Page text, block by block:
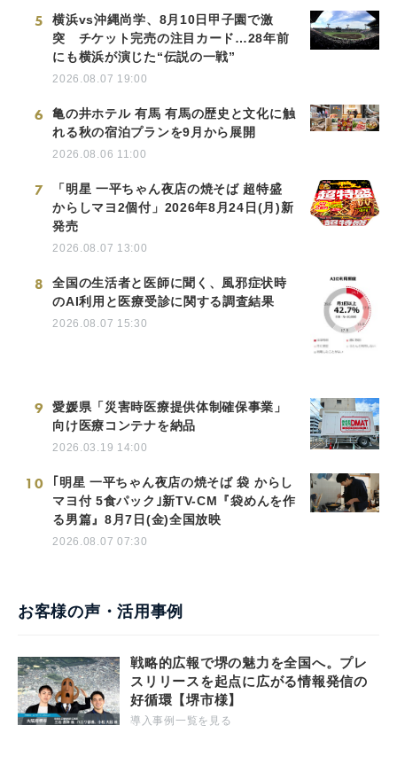
5
横浜vs沖縄尚学、8月10日甲子園で激
突 チケット完売の注目カード…28年前
にも横浜が演じた“伝説の一戦”
2026.08.07 19:00
6
亀の井ホテル 有馬 有馬の歴史と文化に触
れる秋の宿泊プランを9月から展開
2026.08.06 11:00
7
「明星 一平ちゃん夜店の焼そば 超特盛
からしマヨ2個付」2026年8月24日(月)新
発売
2026.08.07 13:00
8
全国の生活者と医師に聞く、風邪症状時
のAI利用と医療受診に関する調査結果
2026.08.07 15:30
9
愛媛県「災害時医療提供体制確保事業」
向け医療コンテナを納品
2026.03.19 14:00
10
｢明星 一平ちゃん夜店の焼そば 袋 からし
マヨ付 5食パック｣新TV-CM『袋めんを作
る男篇』8月7日(金)全国放映
2026.08.07 07:30
お客様の声・活用事例
戦略的広報で堺の魅力を全国へ。プレ
スリリースを起点に広がる情報発信の
好循環【堺市様】
導入事例一覧を見る